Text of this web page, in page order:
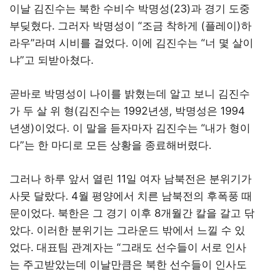
이날 김진수는 북한 수비수 박명성(23)과 경기 도중
부딪혔다. 그러자 박명성이 “조금 착하게 (플레이)하
라우”라며 시비를 걸었다. 이에 김진수는 “너 몇 살이
냐”고 되받아쳤다.
곧바로 박명성이 나이를 밝혔는데 알고 보니 김진수
가 두 살 위 형(김진수는 1992년생, 박명성은 1994
년생)이었다. 이 말을 듣자마자 김진수는 “내가 형이
다”는 한 마디로 모든 상황을 종료해버렸다.
그러나 하루 앞서 열린 11일 여자 남북전은 분위기가
사뭇 달랐다. 4월 평양에서 치른 남북전의 후폭풍 때
문이었다. 북한은 그 경기 이후 8개월간 칼을 갈고 닦
았다. 이러한 분위기는 그라운드 밖에서 느낄 수 있
었다. 대표팀 관계자는 “그래도 선수들이 서로 인사
는 주고받았는데 이날만큼은 북한 선수들이 인사도